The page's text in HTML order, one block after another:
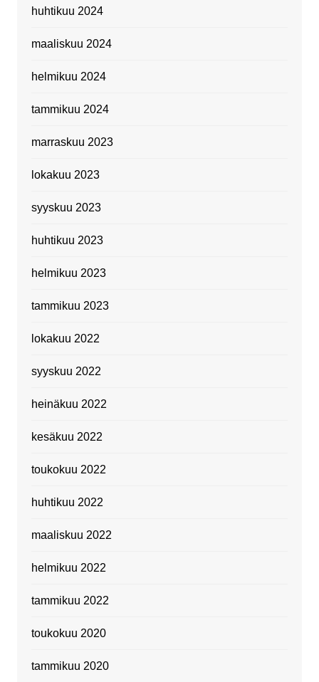
huhtikuu 2024
maaliskuu 2024
helmikuu 2024
tammikuu 2024
marraskuu 2023
lokakuu 2023
syyskuu 2023
huhtikuu 2023
helmikuu 2023
tammikuu 2023
lokakuu 2022
syyskuu 2022
heinäkuu 2022
kesäkuu 2022
toukokuu 2022
huhtikuu 2022
maaliskuu 2022
helmikuu 2022
tammikuu 2022
toukokuu 2020
tammikuu 2020